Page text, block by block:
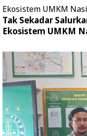
Tak Sekadar
Ekosistem UMKM